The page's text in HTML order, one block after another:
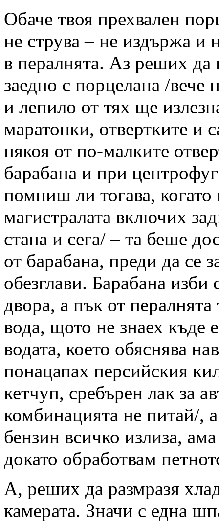
Обаче твоя прехвален
не струва – не издържа и
в пералнята. Аз реших
заедно с порцелана /вече
и лепило от тях ще
маратонки, отвертките и
някоя от по-малките
барабана и при
помниш ли тогава, когато
магистралата включих
стана и сега/ – та беше
от барабана, преди да се
обезглави. Барабана изби
двора, а пък от
вода, щото не знаех къде
водата, което обяснява
понацапах персийския
кетчуп, сребърен лак за
комбинацията не питай/,
бензин всичко излиза,
докато обработвам
А, реших да размразя
камерата. Значи с една